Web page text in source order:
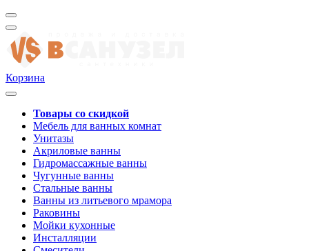
Корзина
Товары со скидкой
Мебель для ванных комнат
Унитазы
Акриловые ванны
Гидромассажные ванны
Чугунные ванны
Стальные ванны
Ванны из литьевого мрамора
Раковины
Мойки кухонные
Инсталляции